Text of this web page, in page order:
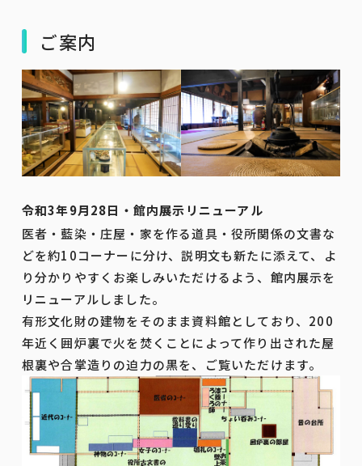
ご案内
令和3年9月28日・館内展示リニューアル
医者・藍染・庄屋・家を作る道具・役所関係の文書な
どを約10コーナーに分け、説明文も新たに添えて、よ
り分かりやすくお楽しみいただけるよう、館内展示を
リニューアルしました。
有形文化財の建物をそのまま資料館としており、200
年近く囲炉裏で火を焚くことによって作り出された屋
根裏や合掌造りの迫力の黒を、ご覧いただけます。